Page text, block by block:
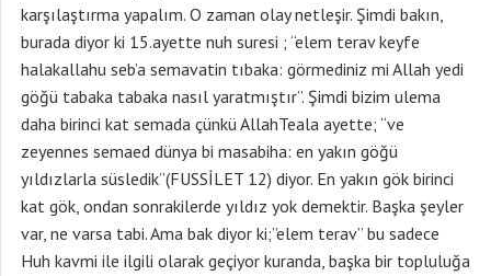
karşılaştırma yapalım. O zaman olay netleşir. Şimdi bakın,
burada diyor ki 15.ayette nuh suresi ; “elem terav keyfe
halakallahu seb’a semavatin tıbaka: görmediniz mi Allah yedi
göğü tabaka tabaka nasıl yaratmıştır”. Şimdi bizim ulema
daha birinci kat semada çünkü AllahTeala ayette; “ve
zeyennes semaed dünya bi masabiha: en yakın göğü
yıldızlarla süsledik”(FUSSİLET 12) diyor. En yakın gök birinci
kat gök, ondan sonrakilerde yıldız yok demektir. Başka şeyler
var, ne varsa tabi. Ama bak diyor ki;”elem terav” bu sadece
Huh kavmi ile ilgili olarak geçiyor kuranda, başka bir topluluğa